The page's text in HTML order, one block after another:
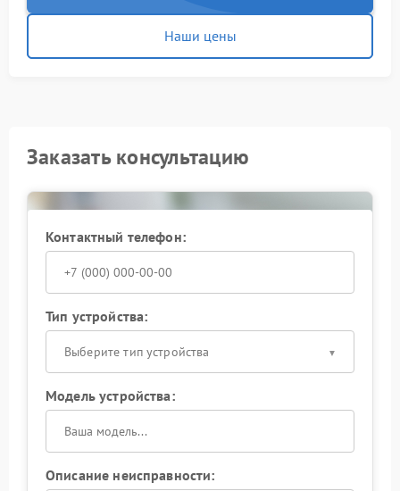
Наши цены
Заказать консультацию
Контактный телефон:
Тип устройства:
Выберите тип устройства
Модель устройства:
Описание неисправности: